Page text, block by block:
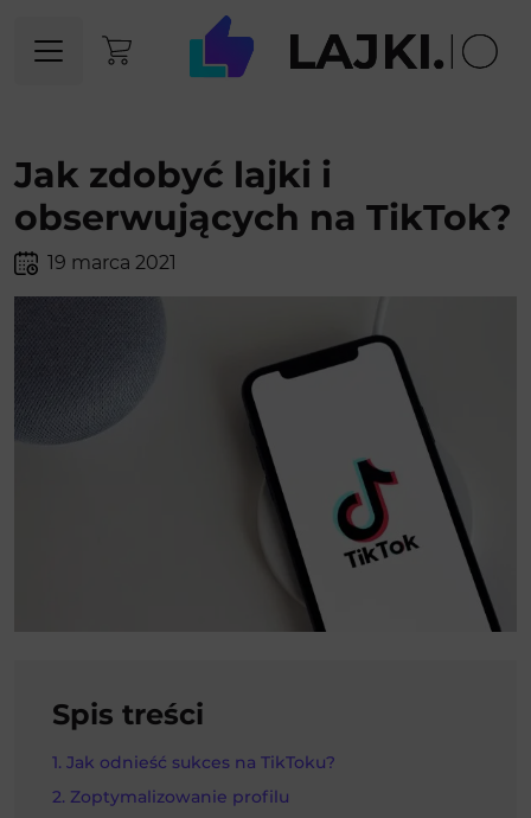
Jak zdobyć lajki i
obserwujących na TikTok?
19 marca 2021
Spis treści
Jak odnieść sukces na TikToku?
Zoptymalizowanie profilu